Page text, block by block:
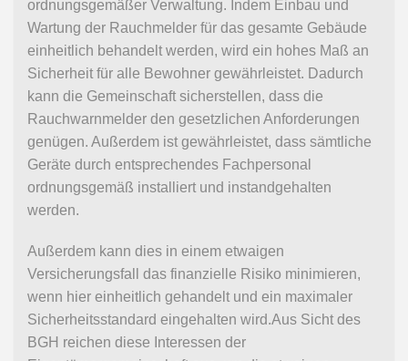
ordnungsgemäßer Verwaltung. Indem Einbau und
Wartung der Rauchmelder für das gesamte Gebäude
einheitlich behandelt werden, wird ein hohes Maß an
Sicherheit für alle Bewohner gewährleistet. Dadurch
kann die Gemeinschaft sicherstellen, dass die
Rauchwarnmelder den gesetzlichen Anforderungen
genügen. Außerdem ist gewährleistet, dass sämtliche
Geräte durch entsprechendes Fachpersonal
ordnungsgemäß installiert und instandgehalten
werden.
Außerdem kann dies in einem etwaigen
Versicherungsfall das finanzielle Risiko minimieren,
wenn hier einheitlich gehandelt und ein maximaler
Sicherheitsstandard eingehalten wird.Aus Sicht des
BGH reichen diese Interessen der